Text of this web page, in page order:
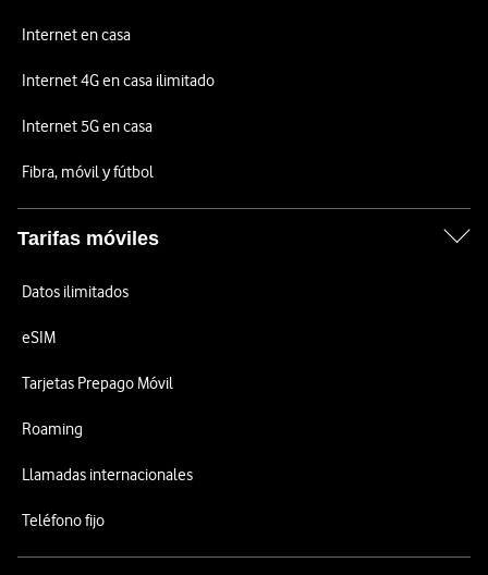
Internet en casa
Internet 4G en casa ilimitado
Internet 5G en casa
Fibra, móvil y fútbol
Tarifas móviles
Datos ilimitados
eSIM
Tarjetas Prepago Móvil
Roaming
Llamadas internacionales
Teléfono fijo